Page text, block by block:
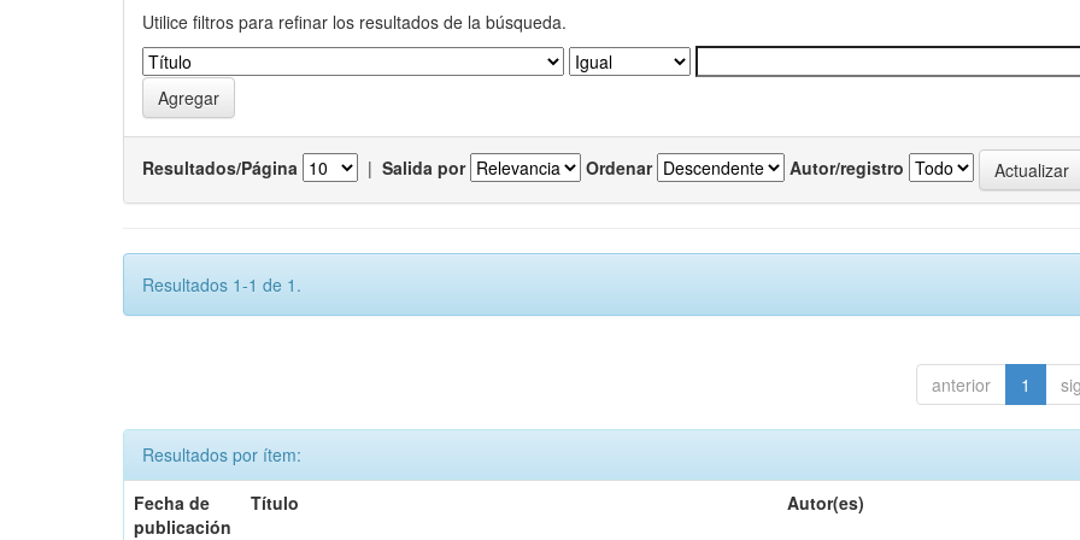
Utilice filtros para refinar los resultados de la búsqueda.
Resultados/Página | Salida por Ordenar Autor/registro
Resultados 1-1 de 1.
anterior 1
Resultados por ítem:
Fecha de
publicación
Título Autor(es)